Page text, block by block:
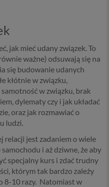
jak mieć udany związek. To
ważne) odsuwają się na
się budowanie udanych
kłótnie w związku,
w związku, brak
dylematy czy i jak układać
oraz jak rozmawiać o
ludzi.
relacji jest zadaniem o wiele
i aż dziwne, że aby
specjalny kurs i zdać trudny
którym tak bardzo zależy
8-10 razy. Natomiast w